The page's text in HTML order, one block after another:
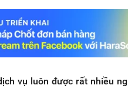
vụ luôn được rất nhiều